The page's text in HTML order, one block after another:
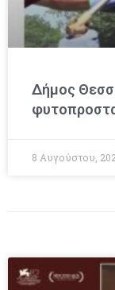
Δήμος
8 Αυγούστου,